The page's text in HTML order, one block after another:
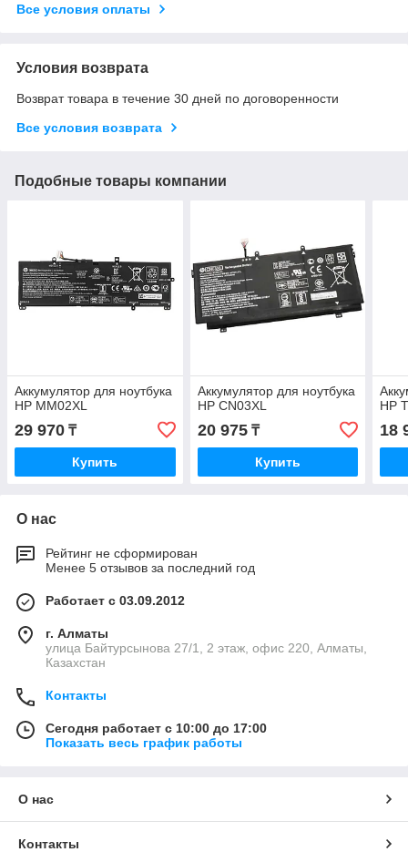
Все условия оплаты
Условия возврата
Возврат товара в течение 30 дней по договоренности
Все условия возврата
Подобные товары компании
Аккумулятор для ноутбука
HP MM02XL
29 970 ₸
Купить
Аккумулятор для ноутбука
HP CN03XL
20 975₸
Купить
HP
18
О нас
Рейтинг не сформирован
Менее 5 отзывов за последний год
Работает с 03.09.2012
г. Алматы
улица Байтурсынова 27/1, 2 этаж, офис 220, Алматы,
Казахстан
Контакты
Сегодня работает с 10:00 до 17:00
Показать весь график работы
О нас
Контакты